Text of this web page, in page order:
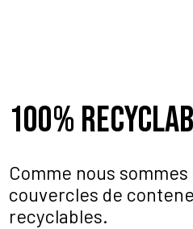
100%
Comme nous
couvercles de
recyclables.